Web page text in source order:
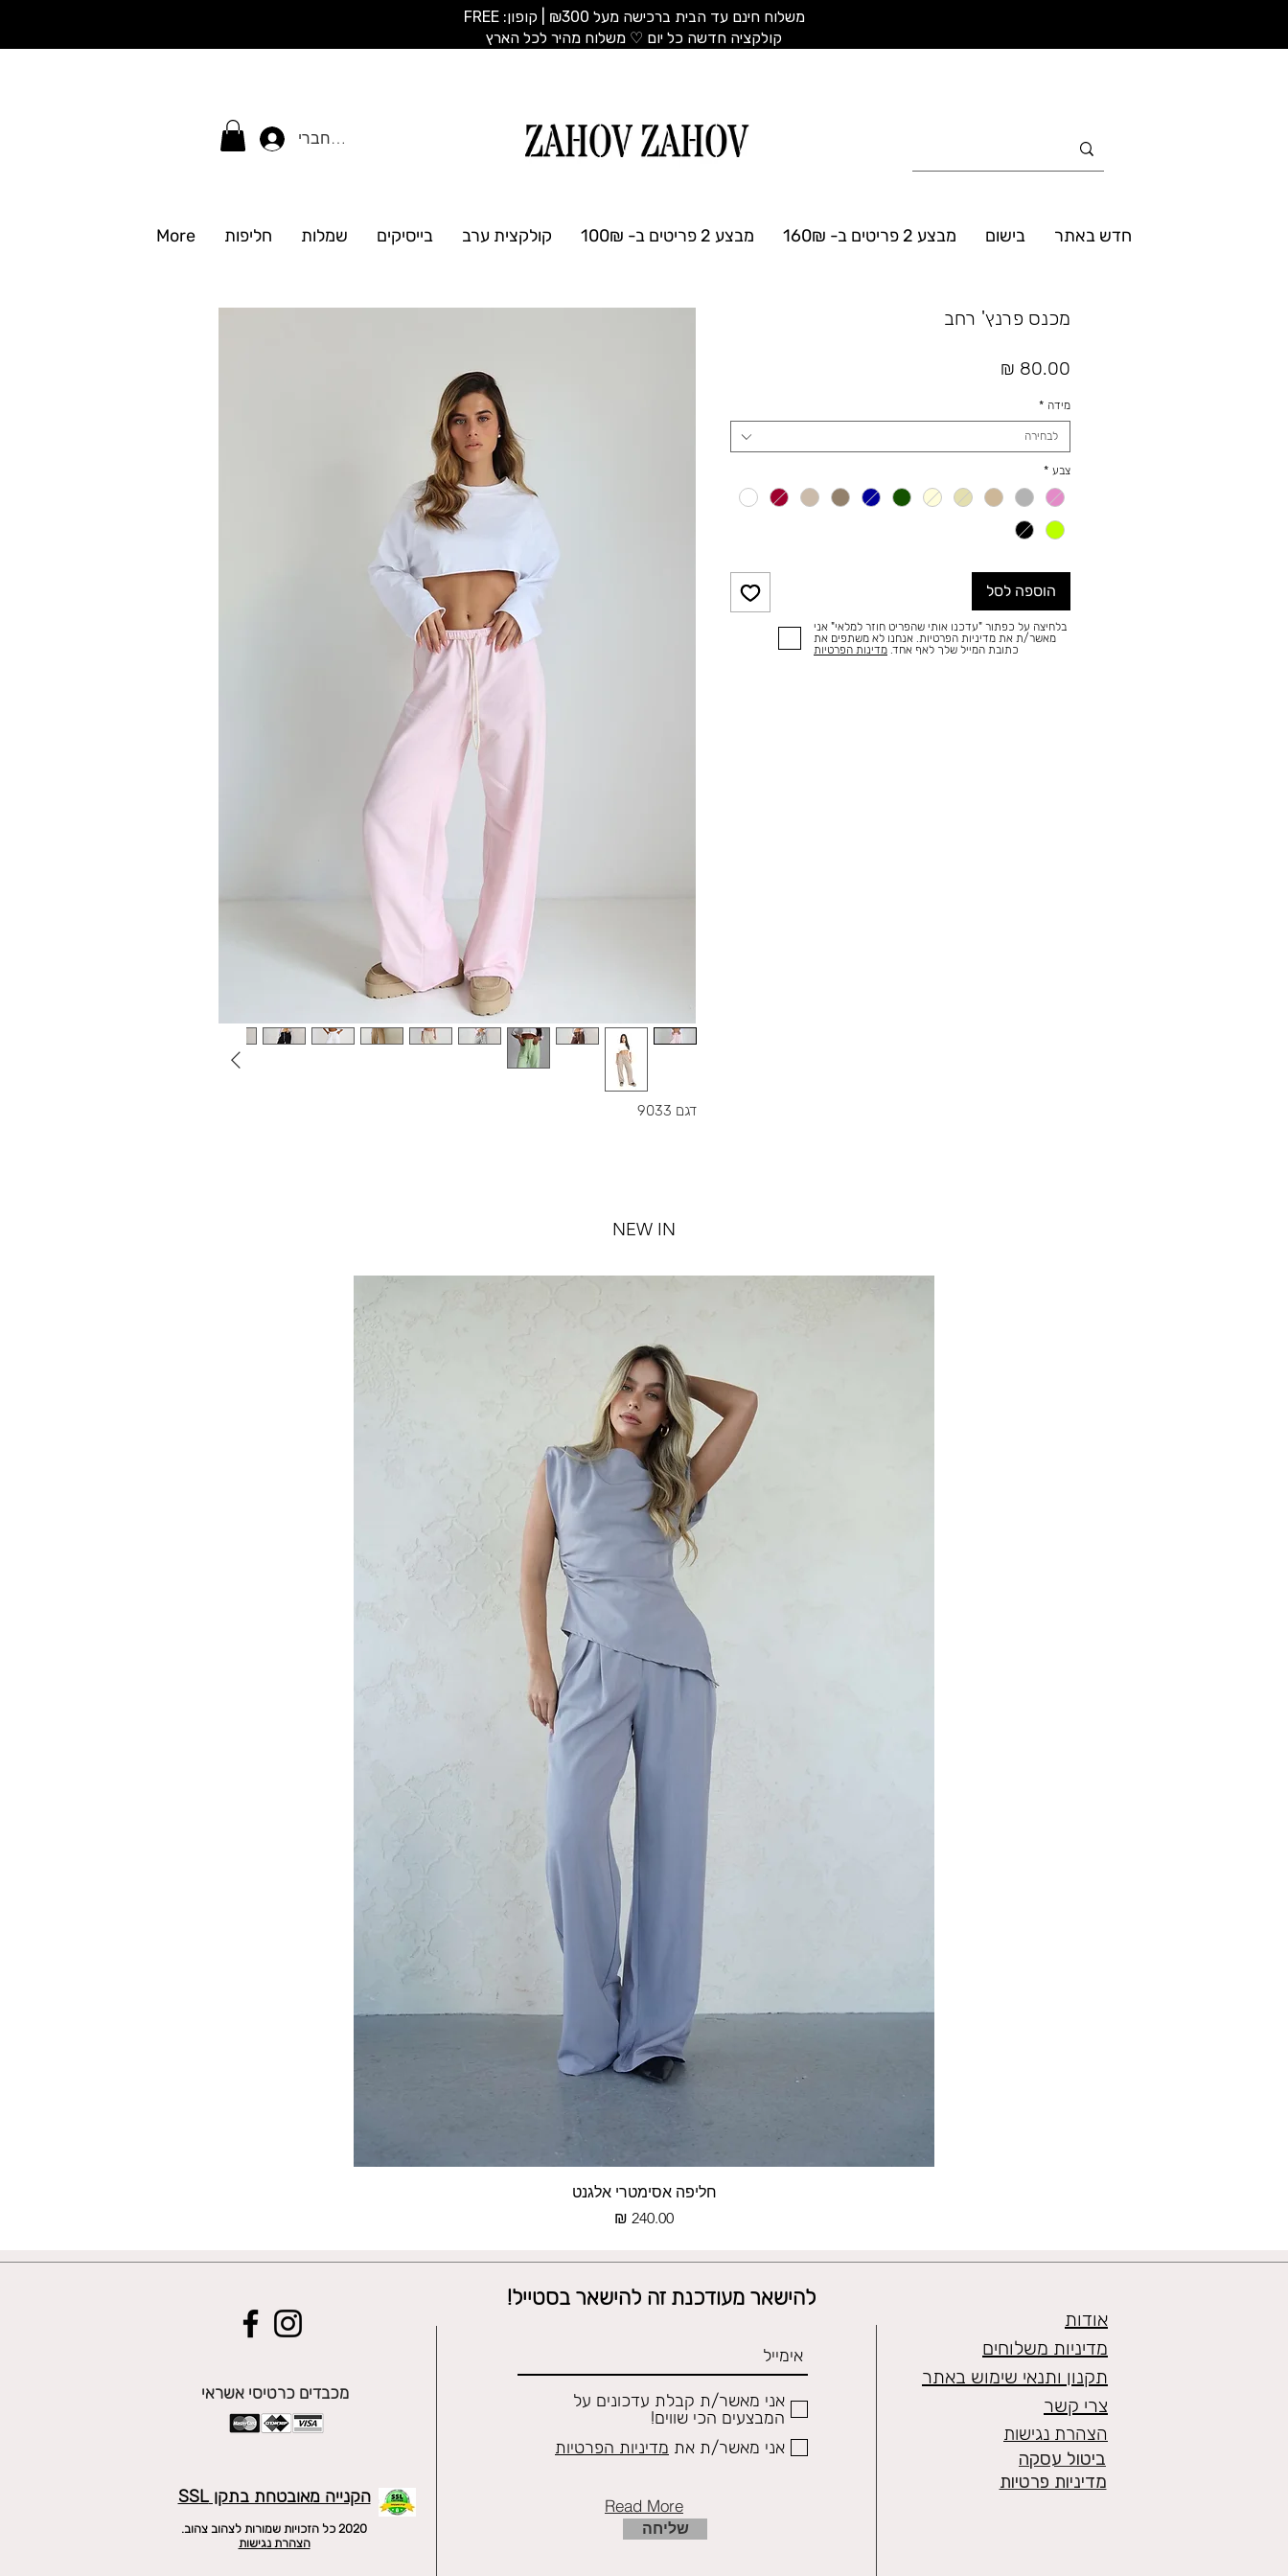
משלוח חינם עד הבית ברכישה מעל ₪300 | קופון: FREE
​קולקציה חדשה כל יום ♡ משלוח מהיר לכל הארץ
התחברי
חדש באתר בישום מבצע 2 פריטים ב- 160₪ מבצע 2 פריטים ב- 100₪ קולקצית ערב בייסיקים שמלות חליפות More
דגם 9033
מכנס פרנץ' רחב
מידה *
לבחירה
צבע *
הוספה לסל
בלחיצה על כפתור "עדכנו אותי שהפריט חוזר למלאי" אני
מאשר/ת את מדיניות הפרטיות. אנחנו לא משתפים את
כתובת המייל שלך לאף אחד. מדינות הפרטיות
NEW IN
תצוגה מהירה
חליפה אסימטרי אלגנט
מחיר
מכבדים כרטיסי אשראי
הקנייה מאובטחת בתקן SSL
2020 כל הזכויות שמורות לצהוב צהוב.
הצהרת נגישות
להישאר מעודכנת זה להישאר בסטייל!
אני מאשר/ת קבלת עדכונים על
המבצעים הכי שווים!
אני מאשר/ת את מדיניות הפרטיות
שליחה
אודות
מדיניות משלוחים
תקנון ותנאי שימוש באתר
צרי קשר
הצהרת נגישות
מדיניות פרטיות
ביטול עסקה
Read More